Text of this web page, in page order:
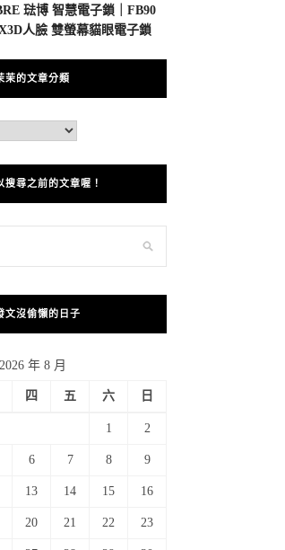
琺博 智慧電子鎖｜FB90
人臉 雙螢幕貓眼電子鎖
茉的文章分類
搜尋之前的文章喔！
文沒偷懶的日子
2026 年 8 月
四 五 六 日
1 2
6 7 8 9
13 14 15 16
20 21 22 23